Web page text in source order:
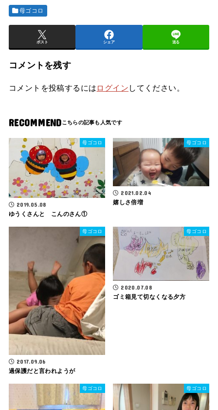
母ゴコロ
ポスト シェア 送る
コメントを残す
コメントを投稿するには ログイン してください。
RECOMMEND
母ゴコロ
2019.05.08
ゆうくさんと こんのさん①
母ゴコロ
2021.02.04
嬉しさ倍増
母ゴコロ
2017.09.06
過保護だと言われようが
母ゴコロ
2020.07.08
ゴミ箱見て切なくなる夕方
母ゴコロ 母ゴコロ